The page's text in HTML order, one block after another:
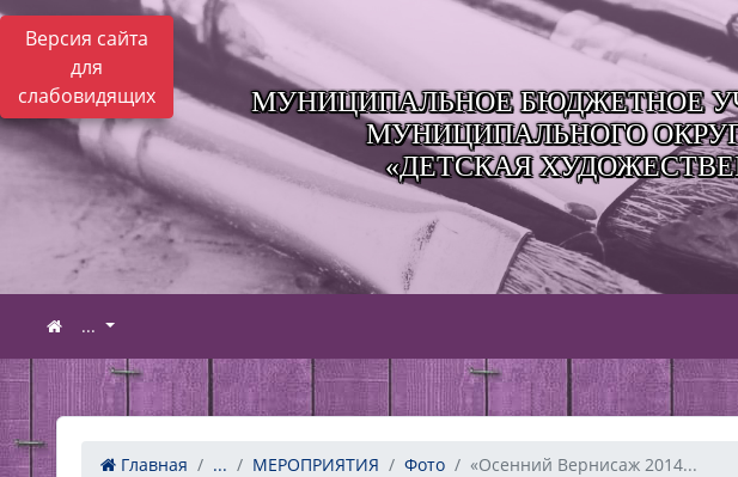
Версия сайта
для
слабовидящих
МУНИЦИПАЛЬНОЕ БЮДЖЕТНОЕ
МУНИЦИПАЛЬНОГО
«ДЕТСКАЯ
...
Главная ... МЕРОПРИЯТИЯ Фото «Осенний Вернисаж 2014...